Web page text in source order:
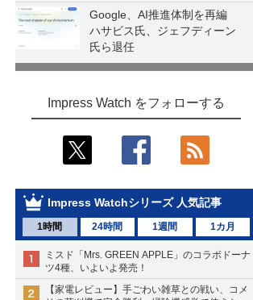
Google、AI推進体制を再編
ハサビス氏、ジェフディーン
氏ら退任
Impress Watch をフォローする
Impress Watchシリーズ 人気記事
1時間 24時間 1週間 1カ月
ミスド「Mrs. GREEN APPLE」のコラボドーナ
ツ4種、いよいよ発売！
【家電レビュー】手ごわい雑草との戦い、コメ